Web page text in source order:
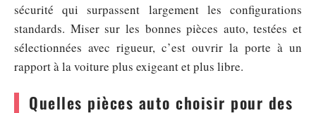
sécurité qui surpassent largement les configurations
standards. Miser sur les bonnes pièces auto, testées et
sélectionnées avec rigueur, c’est ouvrir la porte à un
rapport à la voiture plus exigeant et plus libre.
Quelles pièces auto choisir pour des